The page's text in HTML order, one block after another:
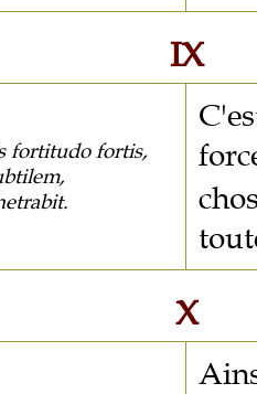
IX
fortitudo fortis,
X